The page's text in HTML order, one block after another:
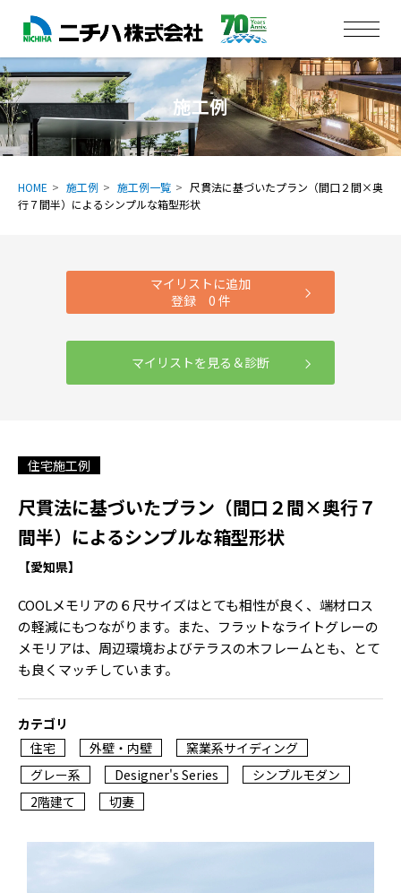
施工例
HOME 施工例 施工例一覧
尺貫法に基づいたプラン（間口２間×奥
行７間半）によるシンプルな箱型形状
マイリストに追加
登録 0 件
マイリストを見る＆診断
住宅施工例
尺貫法に基づいたプラン（間口２間×奥行７
間半）によるシンプルな箱型形状
【愛知県】
COOLメモリアの６尺サイズはとても相性が良く、端材ロス
の軽減にもつながります。また、フラットなライトグレーの
メモリアは、周辺環境およびテラスの木フレームとも、とて
も良くマッチしています。
カテゴリ
住宅
外壁・内壁
窯業系サイディング
グレー系
Designer's Series
シンプルモダン
2階建て
切妻